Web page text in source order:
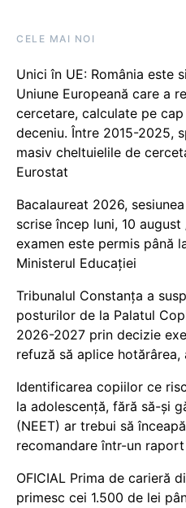
CELE MAI NOI
Unici în UE: România este
Uniune Europeană care a
cercetare, calculate pe
deceniu. Între 2015-2025,
masiv cheltuielile de
Eurostat
Bacalaureat 2026,
scrise încep luni, 10
examen este permis până
Ministerul Educației
Tribunalul Constanța a
posturilor de la Palatul
2026-2027 prin decizie
refuză să aplice
Identificarea copiilor ce
la adolescență, fără să-și
(NEET) ar trebui să
recomandare într-un
OFICIAL Prima de carieră
primesc cei 1.500 de lei